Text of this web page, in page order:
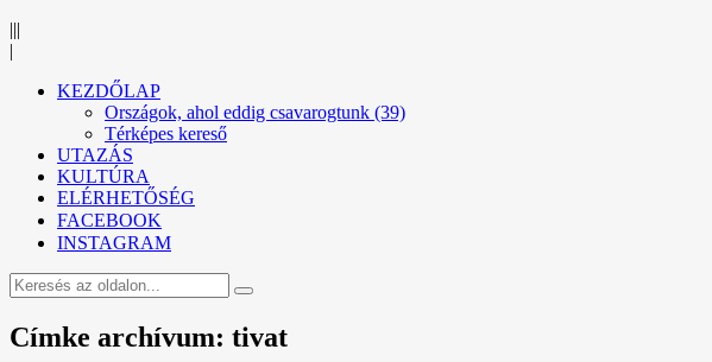
|||
|
KEZDŐLAP
Országok, ahol eddig csavarogtunk (39)
Térképes kereső
UTAZÁS
KULTÚRA
ELÉRHETŐSÉG
FACEBOOK
INSTAGRAM
Címke archívum: tivat